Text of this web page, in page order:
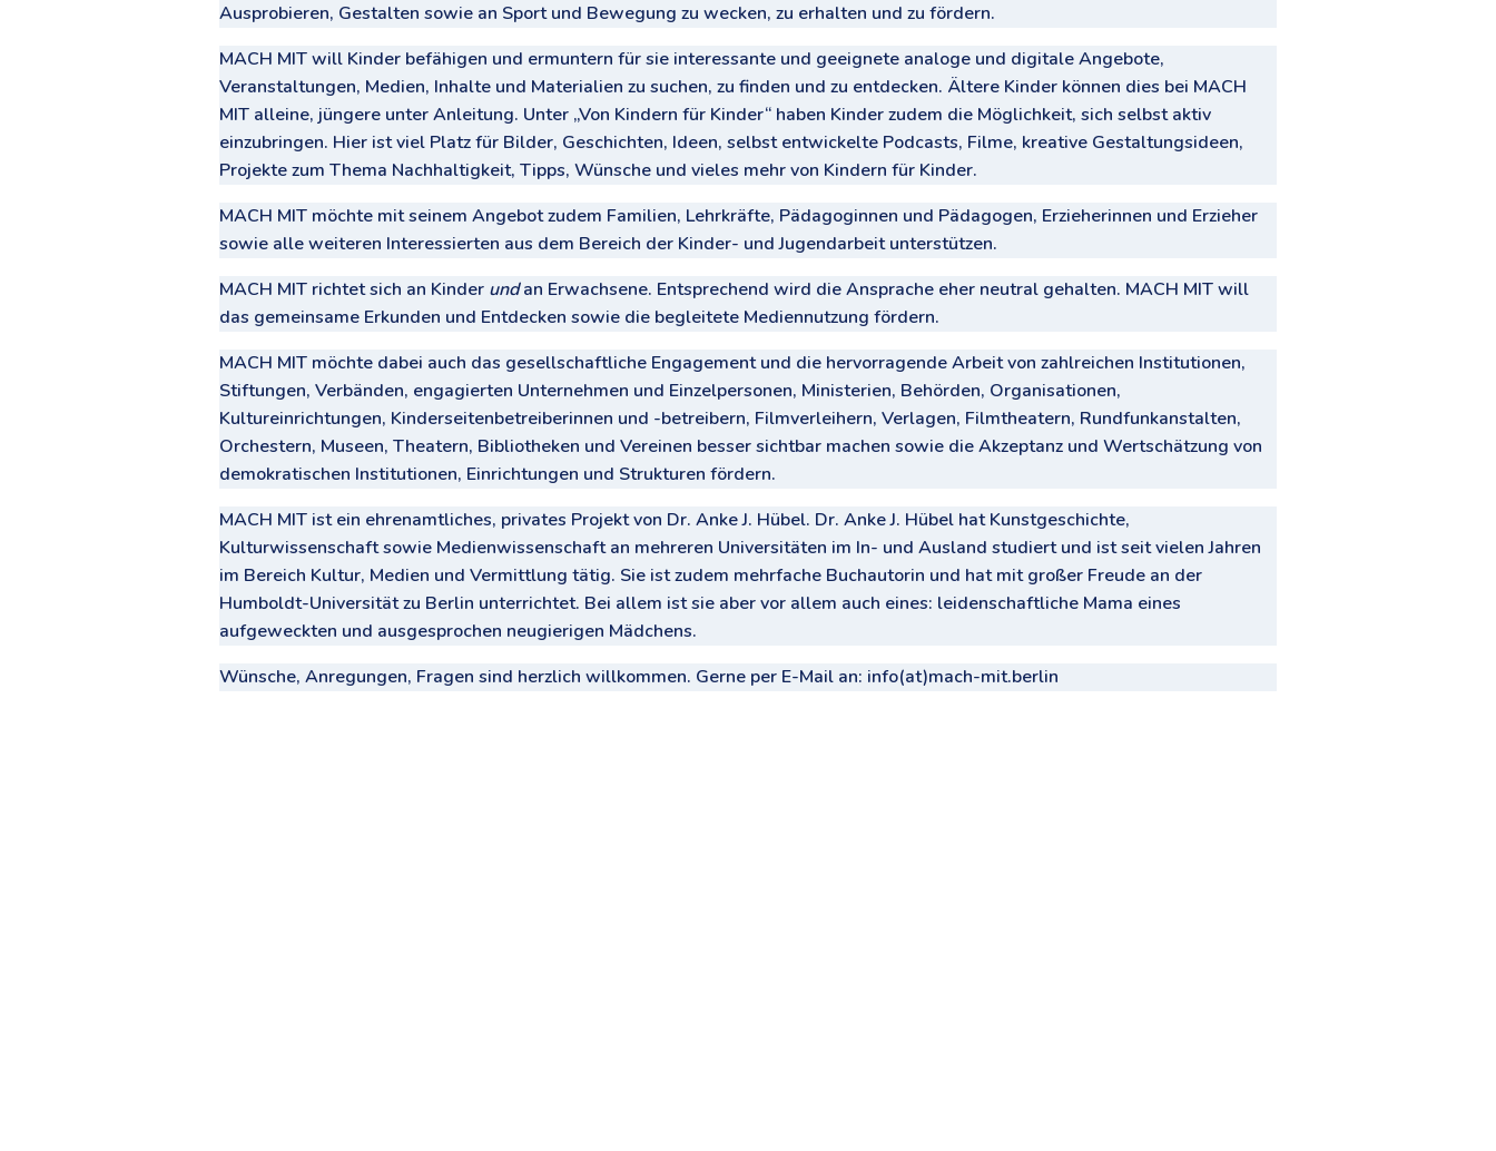
Ausprobieren, Gestalten sowie an Sport und Bewegung zu wecken, zu erhalten und zu fördern.
MACH MIT will Kinder befähigen und ermuntern für sie interessante und geeignete analoge und digitale Angebote,
Veranstaltungen, Medien, Inhalte und Materialien zu suchen, zu finden und zu entdecken. Ältere Kinder können dies bei MACH
MIT alleine, jüngere unter Anleitung. Unter „Von Kindern für Kinder“ haben Kinder zudem die Möglichkeit, sich selbst aktiv
einzubringen. Hier ist viel Platz für Bilder, Geschichten, Ideen, selbst entwickelte Podcasts, Filme, kreative Gestaltungsideen,
Projekte zum Thema Nachhaltigkeit, Tipps, Wünsche und vieles mehr von Kindern für Kinder.
MACH MIT möchte mit seinem Angebot zudem Familien, Lehrkräfte, Pädagoginnen und Pädagogen, Erzieherinnen und Erzieher
sowie alle weiteren Interessierten aus dem Bereich der Kinder- und Jugendarbeit unterstützen.
MACH MIT richtet sich an Kinder undan Erwachsene. Entsprechend wird die Ansprache eher neutral gehalten. MACH MIT will
das gemeinsame Erkunden und Entdecken sowie die begleitete Mediennutzung fördern.
MACH MIT möchte dabei auch das gesellschaftliche Engagement und die hervorragende Arbeit von zahlreichen Institutionen,
Stiftungen, Verbänden, engagierten Unternehmen und Einzelpersonen, Ministerien, Behörden, Organisationen,
Kultureinrichtungen, Kinderseitenbetreiberinnen und -betreibern, Filmverleihern, Verlagen, Filmtheatern, Rundfunkanstalten,
Orchestern, Museen, Theatern, Bibliotheken und Vereinen besser sichtbar machen sowie die Akzeptanz und Wertschätzung von
demokratischen Institutionen, Einrichtungen und Strukturen fördern.
MACH MIT ist ein ehrenamtliches, privates Projekt von Dr. Anke J. Hübel. Dr. Anke J. Hübel hat Kunstgeschichte,
Kulturwissenschaft sowie Medienwissenschaft an mehreren Universitäten im In- und Ausland studiert und ist seit vielen Jahren
im Bereich Kultur, Medien und Vermittlung tätig. Sie ist zudem mehrfache Buchautorin und hat mit großer Freude an der
Humboldt-Universität zu Berlin unterrichtet. Bei allem ist sie aber vor allem auch eines: leidenschaftliche Mama eines
aufgeweckten und ausgesprochen neugierigen Mädchens.
Wünsche, Anregungen, Fragen sind herzlich willkommen. Gerne per E-Mail an: info(at)mach-mit.berlin